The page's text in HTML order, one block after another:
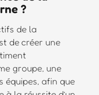
?
de la
de créer une
groupe, une
équipes, afin que